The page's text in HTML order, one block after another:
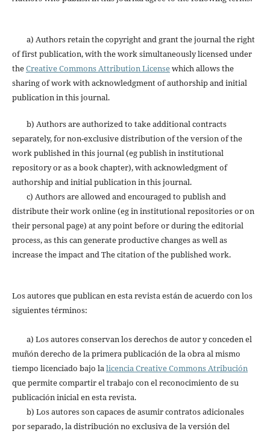
a) Authors retain the copyright and grant the journal the right
of first publication, with the work simultaneously licensed under
theCreative Commons Attribution Licensewhich allows the
sharing of work with acknowledgment of authorship and initial
publication in this journal.
b) Authors are authorized to take additional contracts
separately, for non-exclusive distribution of the version of the
work published in this journal (eg publish in institutional
repository or as a book chapter), with acknowledgment of
authorship and initial publication in this journal.
c) Authors are allowed and encouraged to publish and
distribute their work online (eg in institutional repositories or on
their personal page) at any point before or during the editorial
process, as this can generate productive changes as well as
increase the impact and The citation of the published work.
Los autores que publican en esta revista están de acuerdo con los
siguientes términos:
a) Los autores conservan los derechos de autor y conceden el
muñón derecho de la primera publicación de la obra al mismo
tiempo licenciado bajo lalicencia Creative Commons Atribución
que permite compartir el trabajo con el reconocimiento de su
publicación inicial en esta revista.
b) Los autores son capaces de asumir contratos adicionales
por separado, la distribución no exclusiva de la versión del